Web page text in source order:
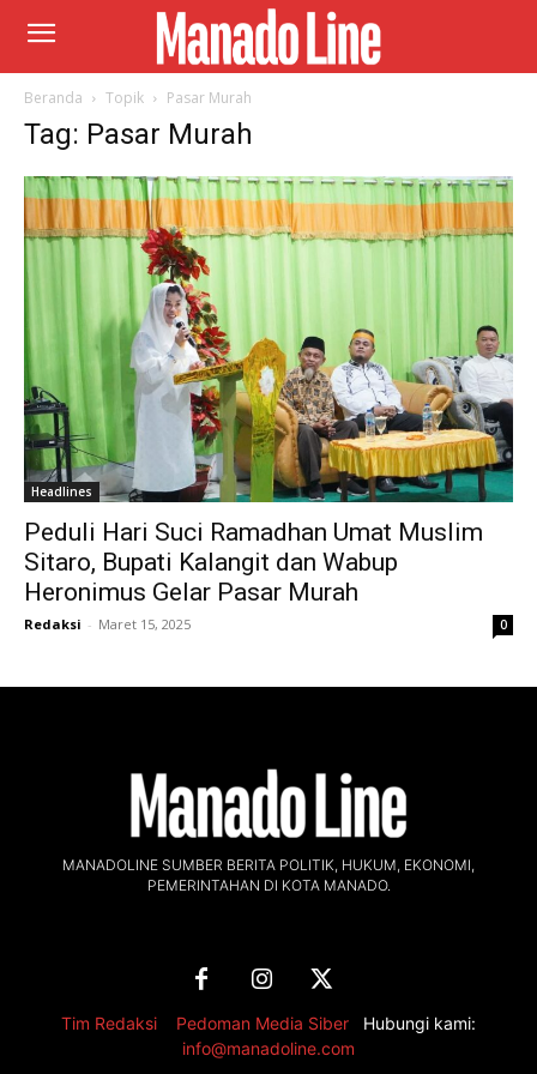
Beranda Topik Pasar Murah
Tag: Pasar Murah
Headlines
Peduli Hari Suci Ramadhan Umat Muslim
Sitaro, Bupati Kalangit dan Wabup
Heronimus Gelar Pasar Murah
Redaksi - Maret 15, 2025 0
MANADOLINE SUMBER BERITA POLITIK, HUKUM, EKONOMI,
PEMERINTAHAN DI KOTA MANADO.
Tim Redaksi Pedoman Media Siber
Hubungi kami:
info@manadoline.com